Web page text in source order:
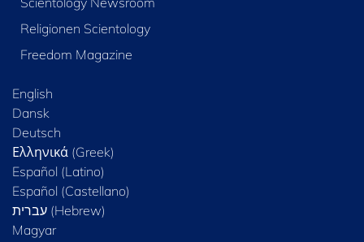
Religionen Scientology
Freedom Magazine
English
Dansk
Deutsch
Ελληνικά (Greek)
Español (Latino)
Español (Castellano)
Magyar